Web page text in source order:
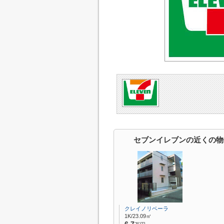
セブンイレブンの近くの
クレイノリベーラ
1K/23.09㎡